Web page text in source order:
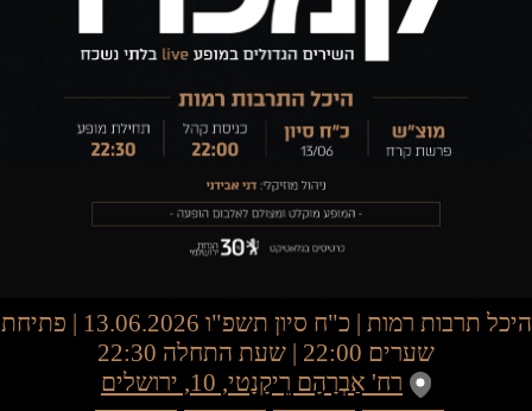
היכל תרבות רמות |כ"ח סיון תשפ"ו
13.06.2026 | פתיחת
שערים 22:00 | שעת התחלה 22:30
רח' אַבְרָהָם רֵיקָנָטי, 10, ירושלים